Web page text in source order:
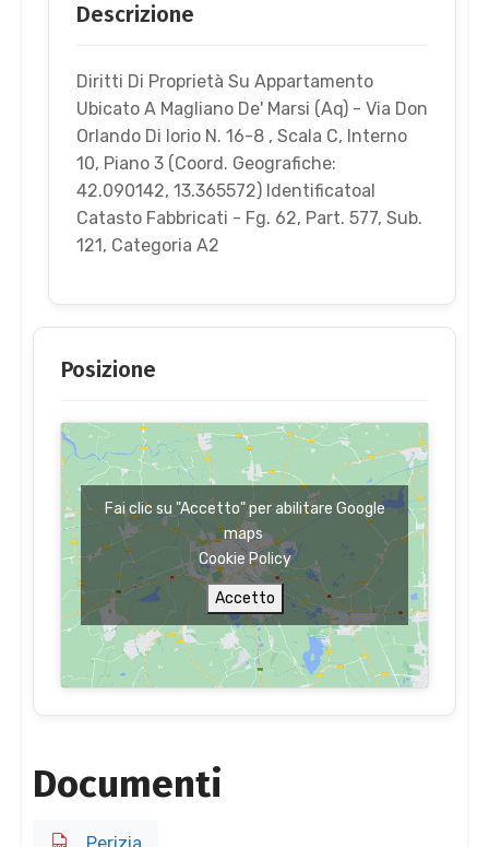
Descrizione
Diritti Di Proprietà Su Appartamento
Ubicato A Magliano De' Marsi (Aq) - Via Don
Orlando Di Iorio N. 16-8 , Scala C, Interno
10, Piano 3 (Coord. Geografiche:
42.090142, 13.365572) Identificatoal
Catasto Fabbricati - Fg. 62, Part. 577, Sub.
121, Categoria A2
Posizione
Fai clic su "Accetto" per abilitare Google
maps
Cookie Policy
Accetto
Documenti